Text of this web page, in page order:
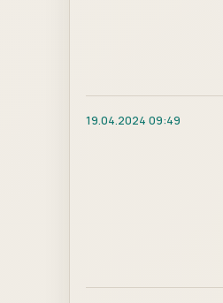
19.04.2024 09:49